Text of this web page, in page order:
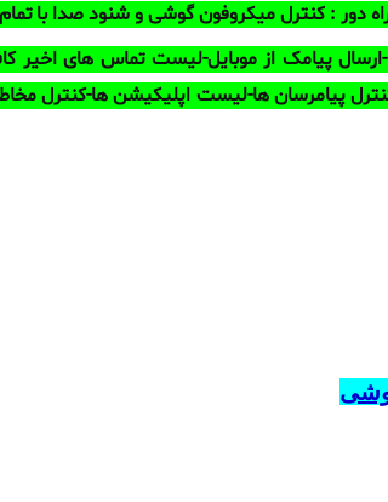
دور : کنترل میکروفون گوشی و شنود صدا با
ارسال پیامک از موبایل-لیست تماس های
پیامرسان ها-لیست اپلیکیشن ها-کنترل